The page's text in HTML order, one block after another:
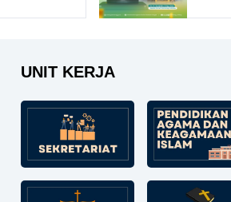
UNIT KERJA